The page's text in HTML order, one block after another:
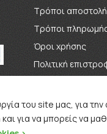
Τρόποι
Τρόποι
Όροι χρήσης
Πολιτική
του site μας, για
για να μπορείς να